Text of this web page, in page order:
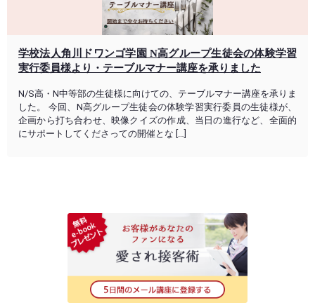
学校法人角川ドワンゴ学園 N高グループ生徒会の体験学習
実行委員様より・テーブルマナー講座を承りました
N/S高・N中等部の生徒様に向けての、テーブルマナー講座を承りま
した。 今回、N高グループ生徒会の体験学習実行委員の生徒様が、
企画から打ち合わせ、映像クイズの作成、当日の進行など、全面的
にサポートしてくださっての開催とな […]